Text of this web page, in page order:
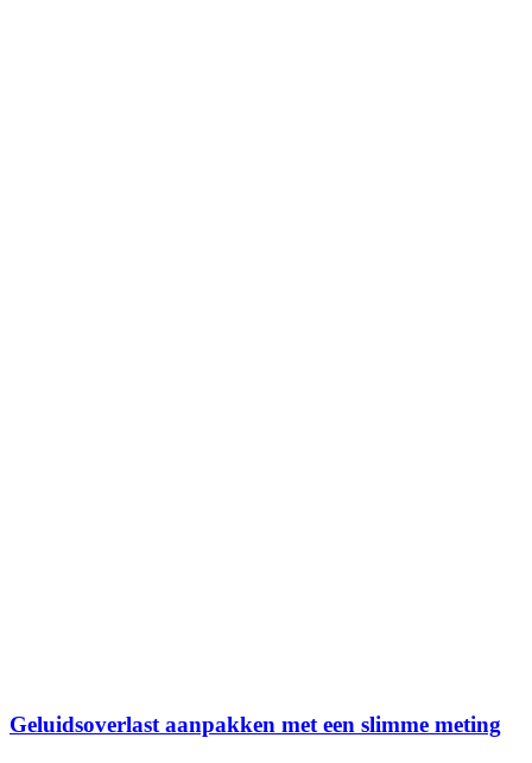
Geluidsoverlast aanpakken met een slimme meting